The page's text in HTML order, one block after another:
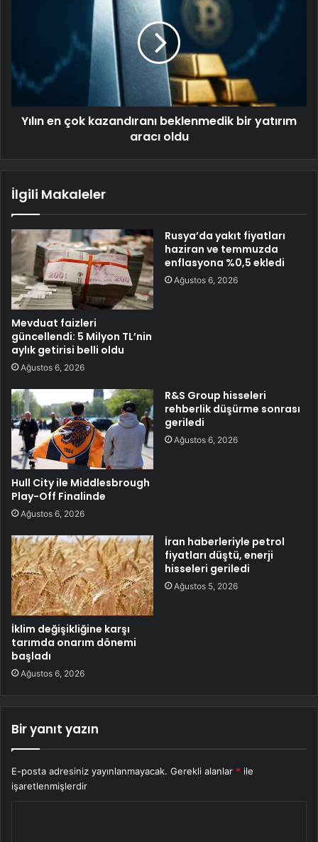
Yılın en çok kazandıranı beklenmedik bir yatırım
aracı oldu
İlgili Makaleler
Mevduat faizleri
güncellendi: 5 Milyon TL’nin
aylık getirisi belli oldu
Ağustos 6, 2026
Rusya’da yakıt fiyatları
haziran ve temmuzda
enflasyona %0,5 ekledi
Ağustos 6, 2026
Hull City ile Middlesbrough
Play-Off Finalinde
Ağustos 6, 2026
R&S Group hisseleri
rehberlik düşürme sonrası
geriledi
Ağustos 6, 2026
İklim değişikliğine karşı
tarımda onarım dönemi
başladı
Ağustos 6, 2026
İran haberleriyle petrol
fiyatları düştü, enerji
hisseleri geriledi
Ağustos 5, 2026
Bir yanıt yazın
E-posta adresiniz yayınlanmayacak. Gerekli alanlar * ile
işaretlenmişlerdir